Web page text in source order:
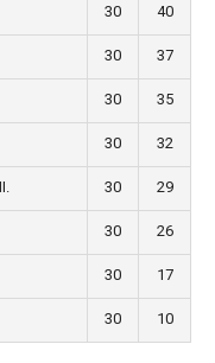
30 40
30 37
30 35
30 32
30 29
30 26
30 17
30 10